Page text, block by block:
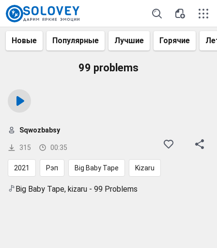
Новые Популярные Лучшие Горячие
99 problems
315 00:35
Sqwozbabsy
2021 Рэп Big Baby Tape Kizaru
Big Baby Tape, kizaru - 99 Problems